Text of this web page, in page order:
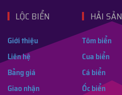
LỘC BIỂN
Giới thiệu
Liên hệ
Bảng giá
Giao nhận
HẢI SẢN
Tôm biển
Cua biển
Cá biển
Ốc biển